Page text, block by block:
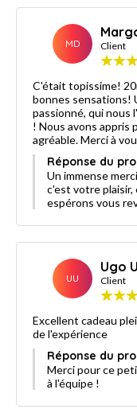
MD Client
C'était topissime!
bonnes sensations! Un instructeur très sympathique et
passionné, qui nous
! Nous avons appris
agréable. Merci à
Réponse du
Un immense
c'est votre plaisir,
espérons vous
UU
Ugo
Client
Excellent cadeau
de l'expérience
Réponse du
Merci pour ce
à l'équipe !